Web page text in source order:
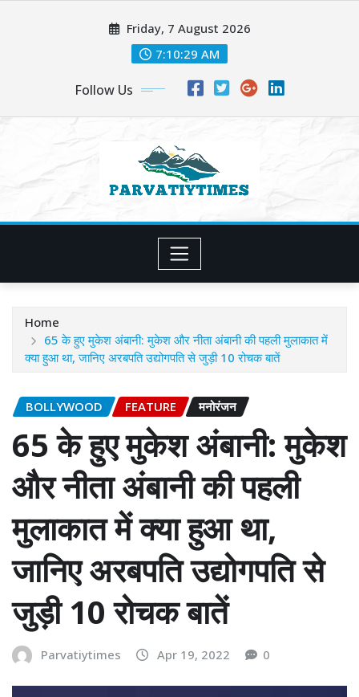
Friday, 7 August 2026
7:10:31 AM
Follow Us
Home
65 के हुए मुकेश अंबानी: मुकेश और नीता अंबानी की पहली मुलाकात में
क्या हुआ था, जानिए अरबपति उद्योगपति से जुड़ी 10 रोचक बातें
BOLLYWOOD FEATURE मनोरंजन
65 के हुए मुकेश अंबानी: मुकेश
और नीता अंबानी की पहली
मुलाकात में क्या हुआ था,
जानिए अरबपति उद्योगपति से
जुड़ी 10 रोचक बातें
Parvatiytimes Apr 19, 2022 0